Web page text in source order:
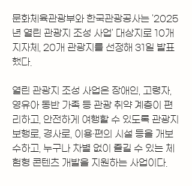
문화체육관광부와 한국관광공사는 '2025
년 열린 관광지 조성 사업' 대상지로 10개
지자체, 20개 관광지를 선정해 31일 발표
했다.
열린 관광지 조성 사업은 장애인, 고령자,
영유아 동반 가족 등 관광 취약 계층이 편
리하고, 안전하게 여행할 수 있도록 관광지
보행로, 경사로, 이용·편의 시설 등을 개보
수하고, 누구나 차별 없이 즐길 수 있는 체
험형 콘텐츠 개발을 지원하는 사업이다.